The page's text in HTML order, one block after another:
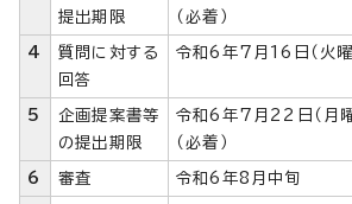
提出期限
（必着）
4
質問に対する
回答
令和6年7月16日（火曜
5
企画提案書等
の提出期限
令和6年7月22日（月
（必着）
6 審査 令和6年8月中旬